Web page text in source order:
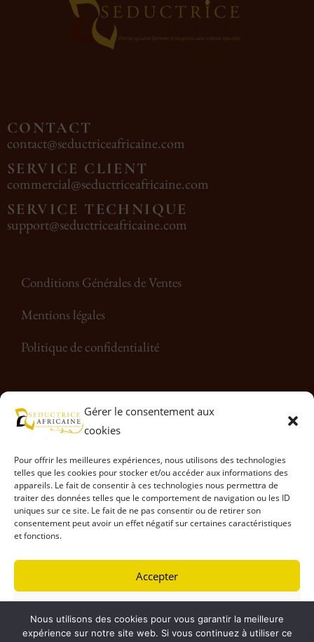
Gérer le consentement aux
cookies
Pour offrir les meilleures expériences, nous utilisons des technologies
telles que les cookies pour stocker et/ou accéder aux informations des
appareils. Le fait de consentir à ces technologies nous permettra de
traiter des données telles que le comportement de navigation ou les ID
uniques sur ce site. Le fait de ne pas consentir ou de retirer son
consentement peut avoir un effet négatif sur certaines caractéristiques
et fonctions.
Accepter
Voir les préférences
CONTACT
contact@seductriceafricaine.com
SERVICE CLIENT
commercial@seductriceafricaine.com
SERVICE TECHNIQUE
support@seductriceafricaine.com
Conditions Générales de Ventes
Mentions légales
Politique de confidentialité
© Séductrice Africaine 2026, Tous droits réservés.
Nous utilisons des cookies pour vous garantir la meilleure
expérience sur notre site web. Si vous continuez à utiliser ce